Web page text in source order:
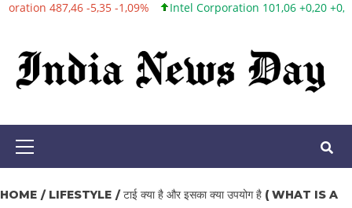
Skip
content
-1,09% Intel Corporation 101,06 +0,20 +0,20% Twitter, Inc.
Primary
HOME LIFESTYLE
टाई क्या है और इसका क्या उपयोग है ( WHAT IS A